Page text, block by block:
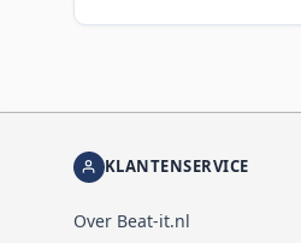
KLANTENSERVICE
Over Beat-it.nl